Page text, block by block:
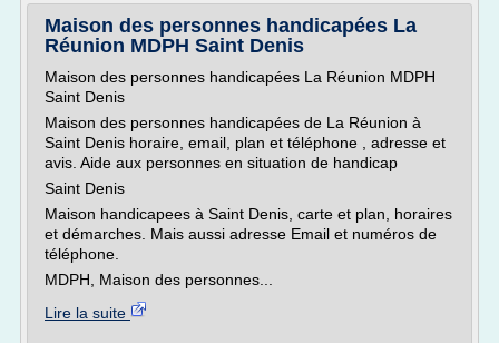
Maison des personnes handicapées La
Réunion MDPH Saint Denis
Maison des personnes handicapées La Réunion MDPH
Saint Denis
Maison des personnes handicapées de La Réunion à
Saint Denis horaire, email, plan et téléphone , adresse et
avis. Aide aux personnes en situation de handicap
Saint Denis
Maison handicapees à Saint Denis, carte et plan, horaires
et démarches. Mais aussi adresse Email et numéros de
téléphone.
MDPH, Maison des personnes...
Lire la suite